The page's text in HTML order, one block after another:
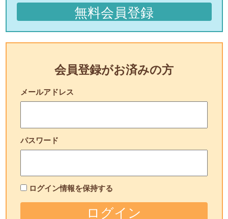
無料会員登録
会員登録がお済みの方
メールアドレス
パスワード
ログイン情報を保持する